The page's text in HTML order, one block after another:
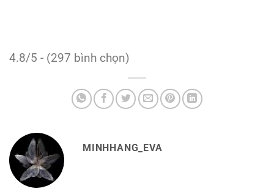
4.8/5 - (297 bình chọn)
MINHHANG_EVA